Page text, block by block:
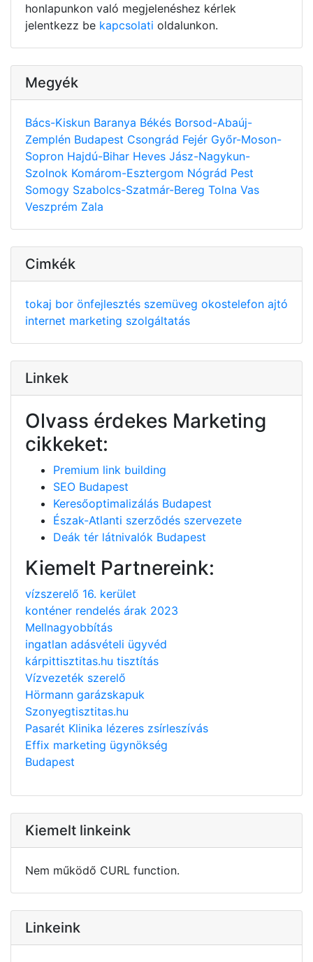
honlapunkon való megjelenéshez kérlek
jelentkezz be kapcsolati oldalunkon.
Megyék
Bács-Kiskun Baranya Békés Borsod-Abaúj-
Zemplén Budapest Csongrád Fejér Győr-Moson-
Sopron Hajdú-Bihar Heves Jász-Nagykun-
Szolnok Komárom-Esztergom Nógrád Pest
Somogy Szabolcs-Szatmár-Bereg Tolna Vas
Veszprém Zala
Cimkék
tokaj bor önfejlesztés szemüveg okostelefon ajtó
internet marketing szolgáltatás
Linkek
Olvass érdekes Marketing
cikkeket:
Premium link building
SEO Budapest
Keresőoptimalizálás Budapest
Észak-Atlanti szerződés szervezete
Deák tér látnivalók Budapest
Kiemelt Partnereink:
vízszerelő 16. kerület
konténer rendelés árak 2023
Mellnagyobbítás
ingatlan adásvételi ügyvéd
kárpittisztitas.hu tisztítás
Vízvezeték szerelő
Hörmann garázskapuk
Szonyegtisztitas.hu
Pasarét Klinika lézeres zsírleszívás
Effix marketing ügynökség
Budapest
Kiemelt linkeink
Nem működő CURL function.
Linkeink